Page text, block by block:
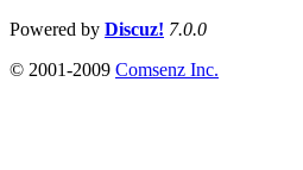
Powered by Discuz! 7.0.0
© 2001-2009 Comsenz Inc.